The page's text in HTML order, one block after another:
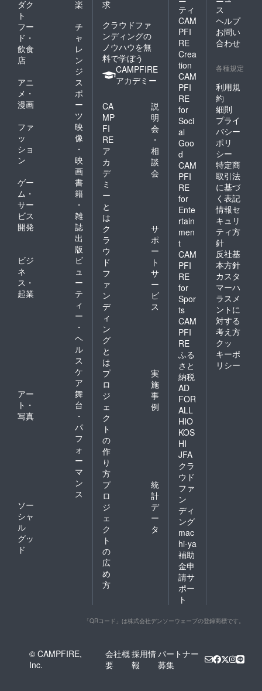
ダク
ト
楽
フー
ド・
飲食
店
チ
ャ
レ
ン
ジ
アニ
メ・
漫画
ス
ポ
ー
ツ
ファ
ッ
ショ
ン
映
像
・
映
画
ゲー
ム・
サー
ビス
開発
書
籍
・
雑
誌
出
版
ビジ
ネ
ス・
起業
ビ
ュ
ー
テ
ィ
ー
・
ヘ
ル
ス
ケ
ア
アー
ト・
写真
舞
台
・
パ
フ
ォ
ー
マ
ン
ス
ソー
シャ
ル
グッ
ド
求
クラウドファ
ンディングの
ノウハウを無
料で学ぼう
CAMPFIRE
アカデミー
CA
MP
FI
RE
ア
カ
デ
ミ
ー
と
は
説
明
会
・
相
談
会
ク
ラ
ウ
ド
フ
ァ
ン
デ
ィ
ン
グ
と
は
サ
ポ
ー
ト
サ
ー
ビ
ス
プ
ロ
ジ
ェ
ク
ト
の
作
り
方
実
施
事
例
プ
ロ
ジ
ェ
ク
ト
の
広
め
方
統
計
デ
ー
タ
ティ
CAM
PFI
RE
Crea
tion
CAM
PFI
RE
for
Soci
al
Goo
d
CAM
PFI
RE
for
Ente
rtain
men
t
CAM
PFI
RE
for
Spor
ts
CAM
PFI
RE
ふる
さと
納税
AD
FOR
ALL
HIO
KOS
HI
JFA
クラ
ウド
ファ
ン
ディ
ング
mac
hi-ya
補助
金申
請サ
ポー
ト
ス
ヘルプ
お問い
合わせ
各種規定
利用規
約
細則
プライ
バシー
ポリ
シー
特定商
取引法
に基づ
く表記
情報セ
キュリ
ティ方
針
反社基
本方針
カスタ
マーハ
ラスメ
ントに
対する
考え方
クッ
キーポ
リシー
「QRコード」は株式会社デンソーウェーブの登録商標です。
© CAMPFIRE,
Inc.
会社概
要
採用情
報
パートナー
募集